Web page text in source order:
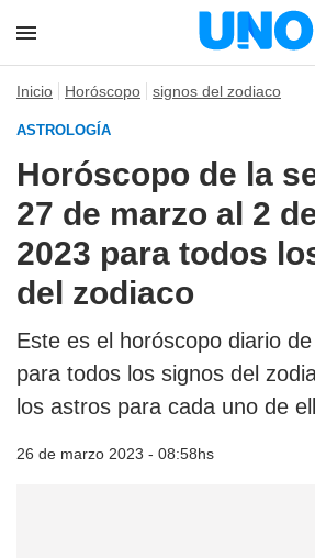
Inicio Horóscopo signos del zodiaco
ASTROLOGÍA
Horóscopo de la
27 de marzo al 2
2023 para todos
del zodiaco
Este es el horóscopo diario
para todos los signos del
los astros para cada uno de
26 de marzo 2023 - 08:58hs